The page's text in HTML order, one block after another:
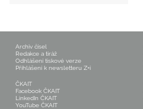
Archiv čísel
Redakce a tiráž
Odhlášení tiskové verze
Přihlášení k newsletteru Z+i
ČKAIT
Facebook ČKAIT
LinkedIn ČKAIT
YouTube ČKAIT